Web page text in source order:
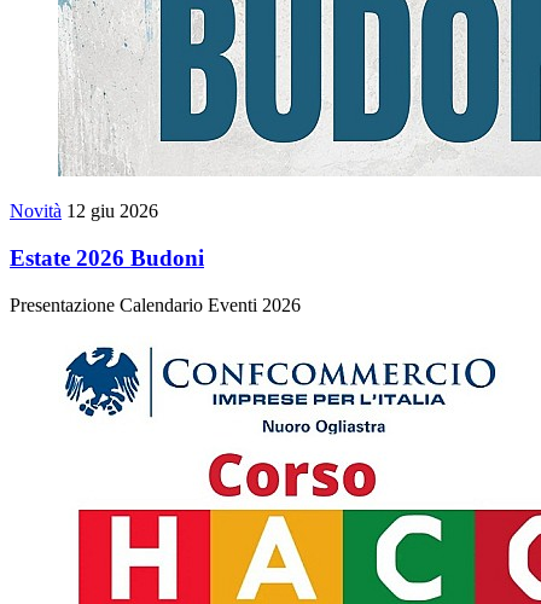
Novità 12 giu 2026
Estate 2026 Budoni
Presentazione Calendario Eventi 2026